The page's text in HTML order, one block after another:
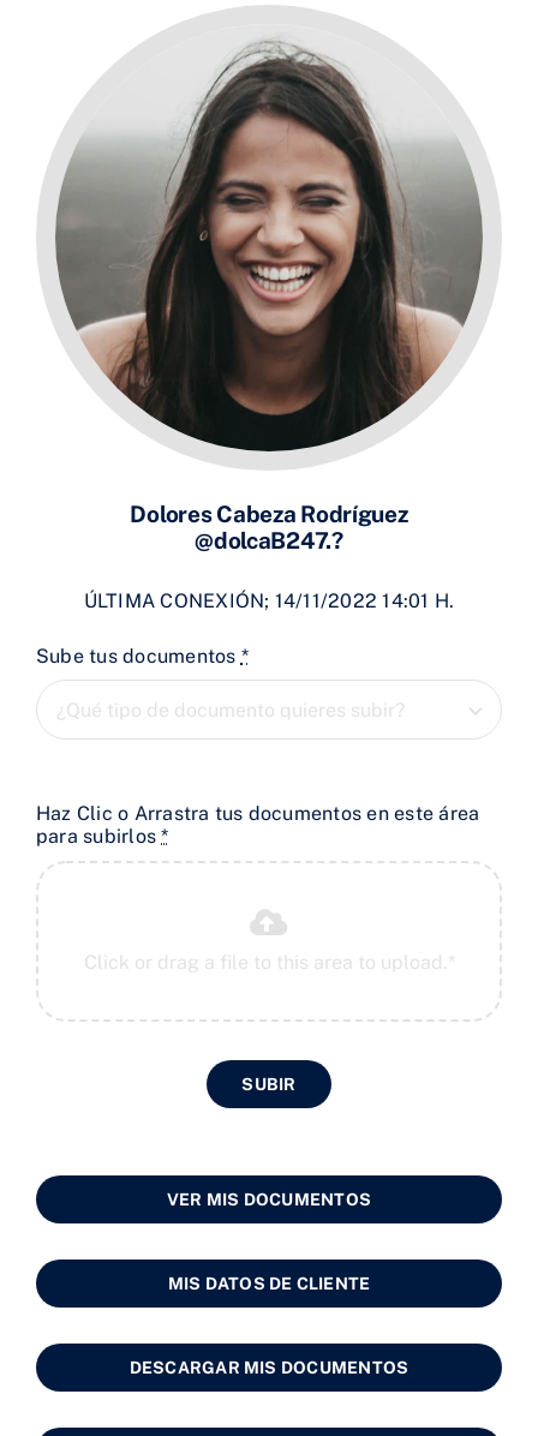
Dolores Cabeza Rodríguez
@dolcaB247.?
ÚLTIMA CONEXIÓN; 14/11/2022 14:01 H.
Sube tus documentos *
Haz Clic o Arrastra tus documentos en este área
para subirlos*
SUBIR
VER MIS DOCUMENTOS
MIS DATOS DE CLIENTE
DESCARGAR MIS DOCUMENTOS